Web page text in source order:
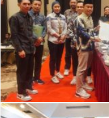
198.347 pemilih untuk
Istimewa)
KPU Balikpapan